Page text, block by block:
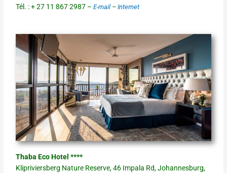
Tél. : + 27 11 867 2987 –E-mail –Internet
Thaba Eco Hotel ****
Klipriviersberg Nature Reserve, 46 Impala Rd, Johannesburg,